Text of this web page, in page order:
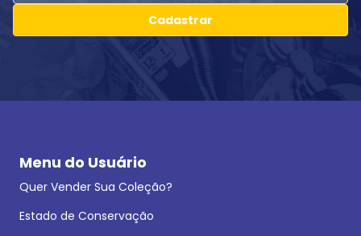
Cadastrar
Menu do Usuário
Quer Vender Sua Coleção?
Estado de Conservação